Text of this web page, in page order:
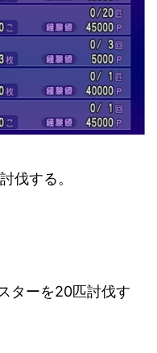
伐する。
ターを20匹討伐す